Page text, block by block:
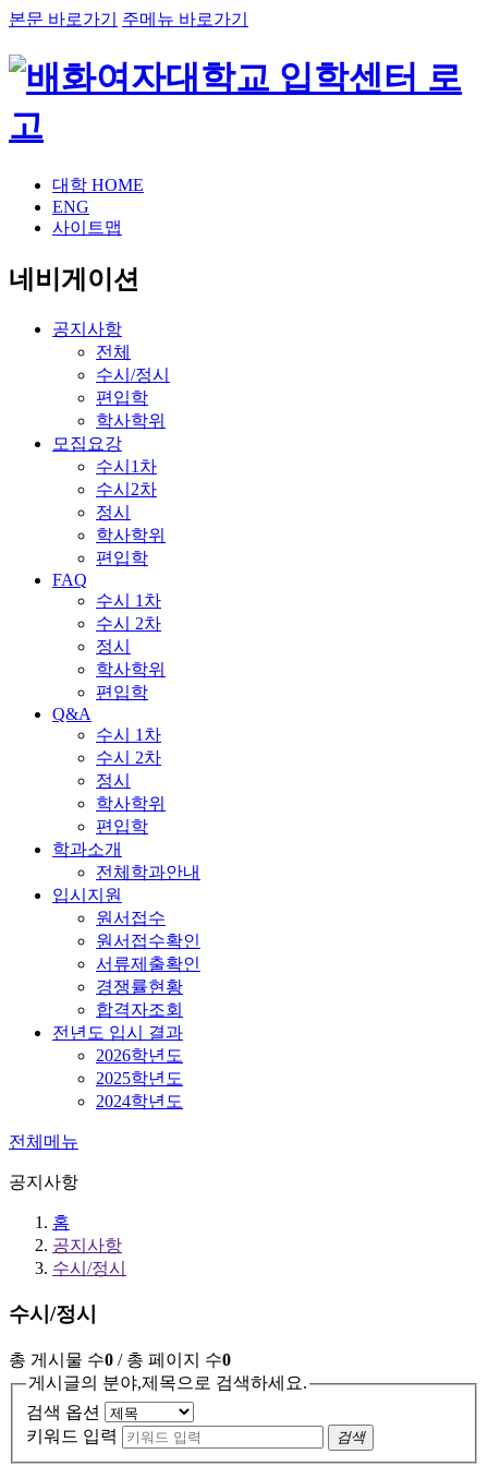
본문 바로가기 주메뉴 바로가기
대학 HOME
ENG
사이트맵
네비게이션
공지사항
전체
수시/정시
편입학
학사학위
모집요강
수시1차
수시2차
정시
학사학위
편입학
FAQ
수시 1차
수시 2차
정시
학사학위
편입학
Q&A
수시 1차
수시 2차
정시
학사학위
편입학
학과소개
전체학과안내
입시지원
원서접수
원서접수확인
서류제출확인
경쟁률현황
합격자조회
전년도 입시 결과
2026학년도
2025학년도
2024학년도
전체메뉴
공지사항
홈
공지사항
수시/정시
수시/정시
총 게시물 수0 / 총 페이지 수0
게시글의 분야,제목으로 검색하세요.
검색 옵션
키워드 입력
검색